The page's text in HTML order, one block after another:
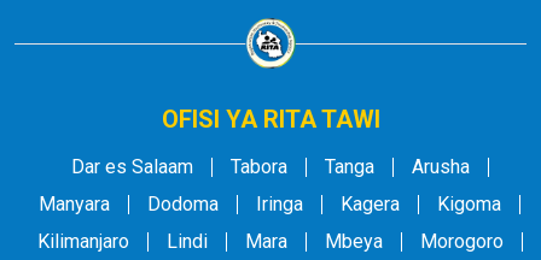
OFISI YA RITA TAWI
Dar es Salaam Tabora Tanga
Arusha
Manyara
Dodoma Iringa Kagera
Kigoma
Kilimanjaro
Lindi Mara Mbeya Morogoro